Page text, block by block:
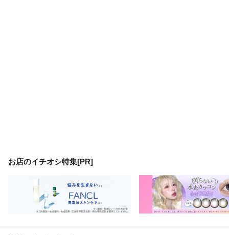
お店のイチオシ特集[PR]